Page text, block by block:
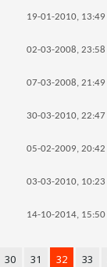
19-01-2010, 13:49
02-03-2008, 23:58
07-03-2008, 21:49
30-03-2010, 22:47
05-02-2009, 20:42
03-03-2010, 10:23
14-10-2014, 15:50
30 31 32 33